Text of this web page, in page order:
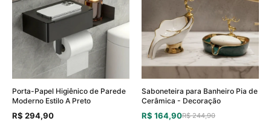
Porta-Papel Higiênico de Parede
Moderno Estilo A Preto
R$ 294,90
Saboneteira para Banheiro Pia de
Cerâmica - Decoração
R$ 164,90R$ 244,90